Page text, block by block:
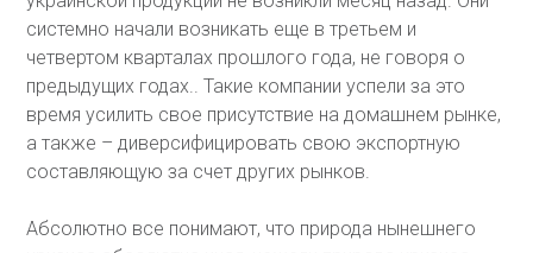
системно начали возникать еще в третьем и
четвертом кварталах прошлого года, не говоря о
предыдущих годах.. Такие компании успели за это
время усилить свое присутствие на домашнем рынке,
а также – диверсифицировать свою экспортную
составляющую за счет других рынков.
Абсолютно все понимают, что природа нынешнего